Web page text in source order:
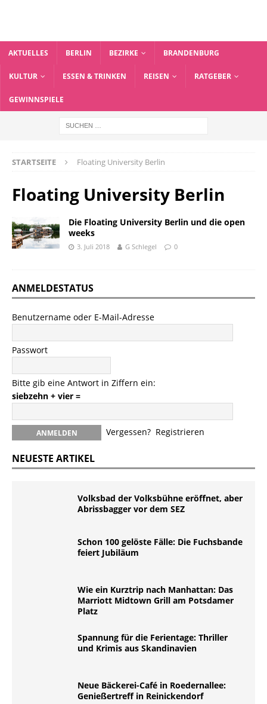
AKTUELLES BERLIN BEZIRKE BRANDENBURG
KULTUR ESSEN & TRINKEN REISEN RATGEBER
GEWINNSPIELE
STARTSEITE Floating University Berlin
Floating University Berlin
Die Floating University Berlin und die open
weeks
3. Juli 2018 G Schlegel 0
ANMELDESTATUS
Benutzername oder E-Mail-Adresse
Passwort
Bitte gib eine Antwort in Ziffern ein:
siebzehn + vier =
Vergessen? Registrieren
NEUESTE ARTIKEL
Volksbad der Volksbühne eröffnet, aber
Abrissbagger vor dem SEZ
Schon 100 gelöste Fälle: Die Fuchsbande
feiert Jubiläum
Wie ein Kurztrip nach Manhattan: Das
Marriott Midtown Grill am Potsdamer
Platz
Spannung für die Ferientage: Thriller
und Krimis aus Skandinavien
Neue Bäckerei-Café in Roedernallee:
Genießertreff in Reinickendorf